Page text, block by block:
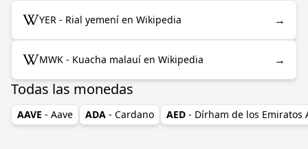
YER - Rial yemení en Wikipedia →
MWK - Kuacha malauí en Wikipedia →
Todas las monedas
AAVE - Aave ADA - Cardano AED - Dírham de los Emiratos